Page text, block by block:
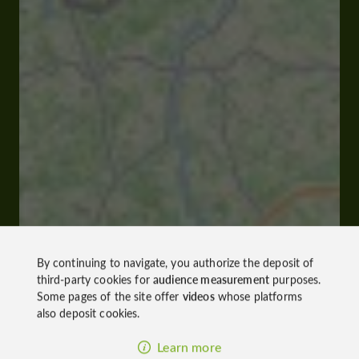
By continuing to navigate, you authorize the deposit of
third-party cookies foraudience measurementpurposes.
Some pages of the site offer videoswhose platforms
also deposit cookies.
Learn more